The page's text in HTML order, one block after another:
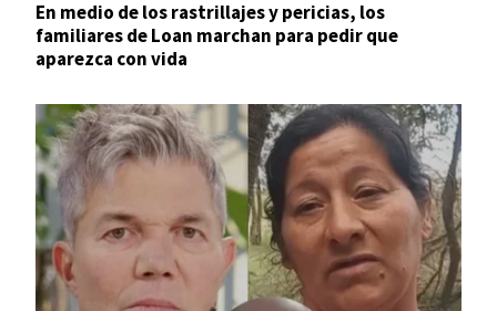
En medio de los rastrillajes y pericias, los
familiares de Loan marchan para pedir que
aparezca con vida